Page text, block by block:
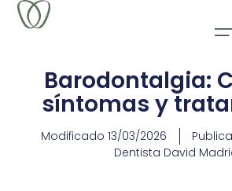
Barodontalgia:
síntomas y
Modificado 13/03/2026
Dentista David